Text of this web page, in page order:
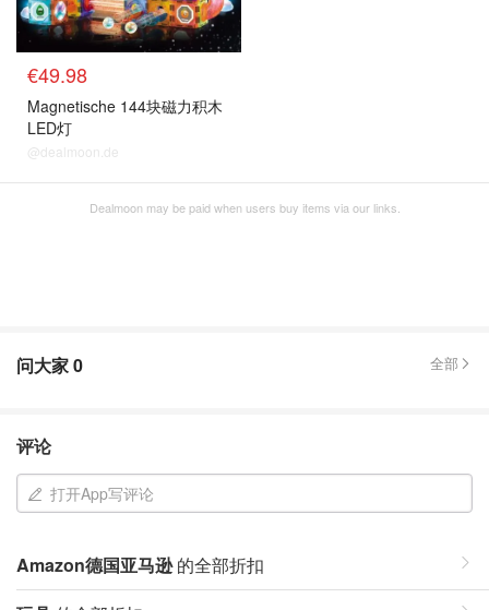
€49.98
Magnetische 144块磁力积木
LED灯
@dealmoon.de
Dealmoon may be paid when users buy items via our links.
问大家0 全部
评论
打开App写评论
Amazon德国亚马逊的全部折扣